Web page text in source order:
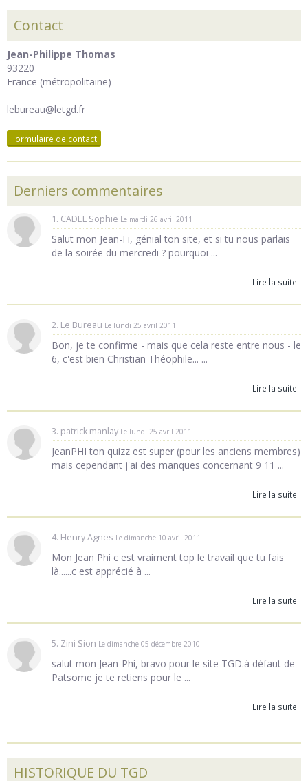
Contact
Jean-Philippe Thomas
93220
France (métropolitaine)
lebureau@letgd.fr
Formulaire de contact
Derniers commentaires
1. CADEL Sophie Le mardi 26 avril 2011
Salut mon Jean-Fi, génial ton site, et si tu nous parlais
de la soirée du mercredi ? pourquoi ...
Lire la suite
2. Le Bureau Le lundi 25 avril 2011
Bon, je te confirme - mais que cela reste entre nous - le
6, c'est bien Christian Théophile... ...
Lire la suite
3. patrick manlay Le lundi 25 avril 2011
JeanPHI ton quizz est super (pour les anciens membres)
mais cependant j'ai des manques concernant 9 11 ...
Lire la suite
4. Henry Agnes Le dimanche 10 avril 2011
Mon Jean Phi c est vraiment top le travail que tu fais
là......c est apprécié à ...
Lire la suite
5. Zini Sion Le dimanche 05 décembre 2010
salut mon Jean-Phi, bravo pour le site TGD.à défaut de
Patsome je te retiens pour le ...
Lire la suite
HISTORIQUE DU TGD